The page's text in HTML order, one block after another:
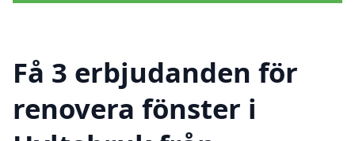
Få 3 erbjudanden för
renovera fönster i